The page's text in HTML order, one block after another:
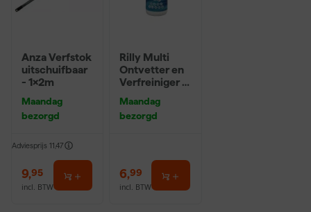
Anza Verfstok
uitschuifbaar
- 1x2m
Maandag
bezorgd
Adviesprijs 11,47
9,95
incl. BTW
Rilly Multi
Ontvetter en
Verfreiniger –
Maandag
bezorgd
6,99
incl. BTW